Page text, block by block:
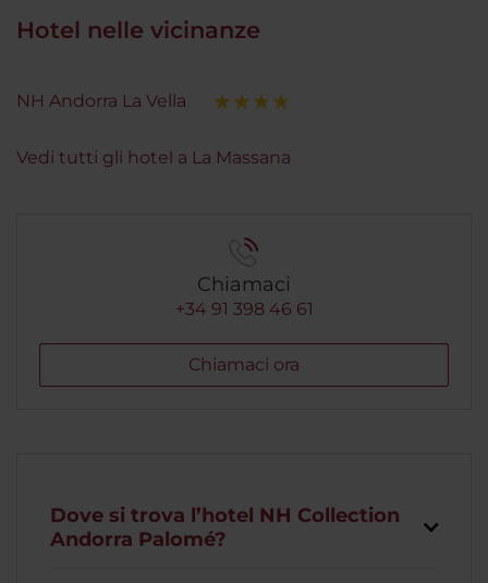
Hotel nelle vicinanze
NH Andorra La Vella
Vedi tutti gli hotel a La Massana
Chiamaci
+34 91 398 46 61
Chiamaci ora
Dove si trova l’hotel NH Collection
Andorra Palomé?